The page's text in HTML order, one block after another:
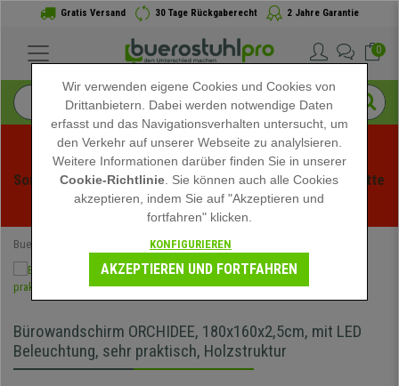
Gratis Versand 30 Tage Rückgaberecht 2 Jahre Garantie
0
Sommerschlussverauf bei buerstuhlpro! Exklusive Rabatte
für kurze Zeit - Aktion ansehen -
Buerostuhlpro Bürowandschirm
Bürowandschirm ORCHIDEE, 180x160x2,5cm, mit LED
Beleuchtung, sehr praktisch, Holzstruktur
Wir verwenden eigene Cookies und Cookies von
Drittanbietern. Dabei werden notwendige Daten
erfasst und das Navigationsverhalten untersucht, um
den Verkehr auf unserer Webseite zu analylsieren.
Weitere Informationen darüber finden Sie in unserer
Cookie-Richtlinie . Sie können auch alle Cookies
akzeptieren, indem Sie auf "Akzeptieren und
fortfahren" klicken.
KONFIGURIEREN
AKZEPTIEREN UND FORTFAHREN